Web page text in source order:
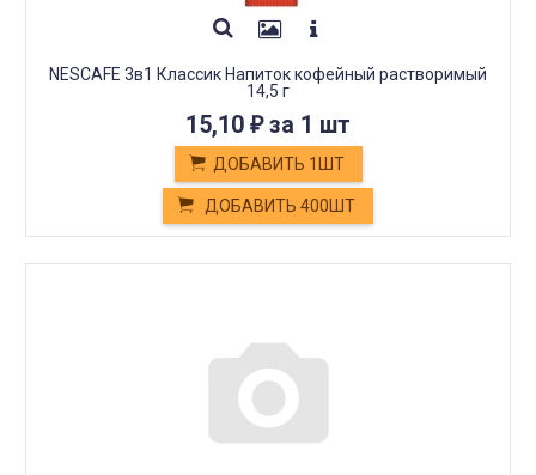
NESCAFE 3в1 Классик Напиток кофейный растворимый
14,5 г
15,10 ₽за 1 шт
ДОБАВИТЬ 1ШТ
ДОБАВИТЬ 400ШТ